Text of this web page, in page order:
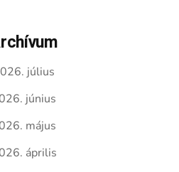
július
június
május
április